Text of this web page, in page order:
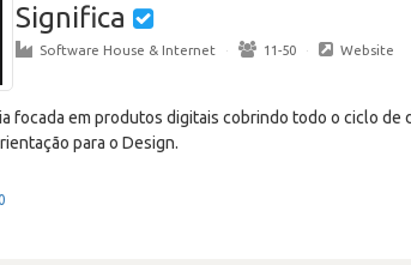
Significa
Software House & Internet · 11-50 · Website
focada em produtos digitais cobrindo todo o ciclo
para o Design.